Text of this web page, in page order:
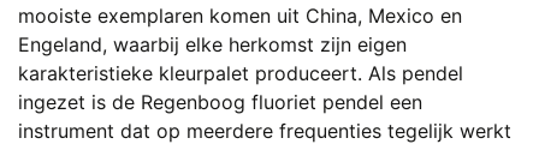
mooiste exemplaren komen uit China, Mexico en
Engeland, waarbij elke herkomst zijn eigen
karakteristieke kleurpalet produceert. Als pendel
ingezet is de Regenboog fluoriet pendel een
instrument dat op meerdere frequenties tegelijk werkt